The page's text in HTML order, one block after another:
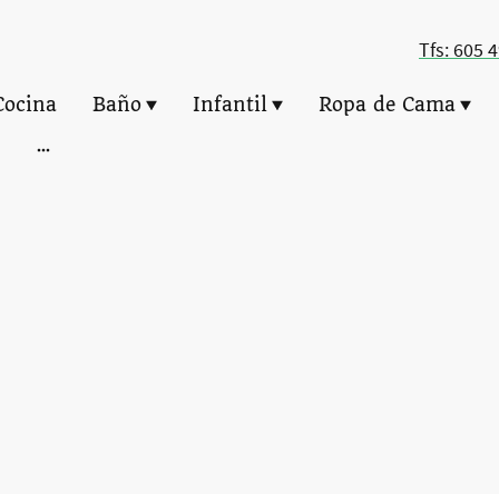
Tfs: 605
Baño Infantil Ropa de Cama